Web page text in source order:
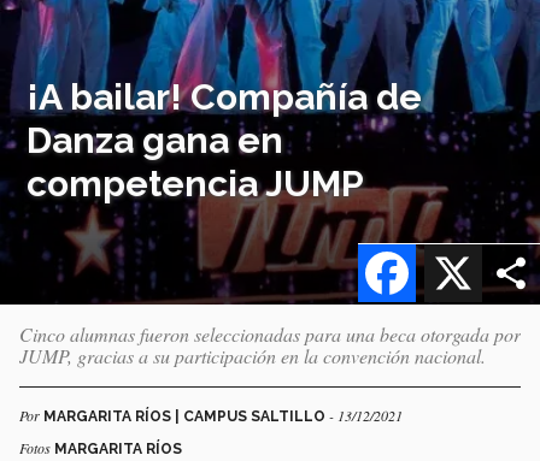
¡A bailar! Compañía de
Danza gana en
competencia JUMP
X
Facebook
Cinco alumnas fueron seleccionadas para una beca otorgada por
JUMP, gracias a su participación en la convención nacional.
Por MARGARITA RÍOS | CAMPUS SALTILLO - 13/12/2021
Fotos MARGARITA RÍOS